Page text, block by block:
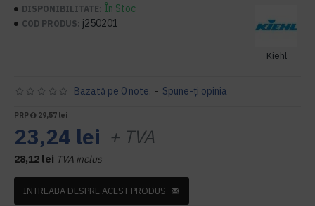
DISPONIBILITATE: În Stoc
COD PRODUS: j250201
Kiehl
Bazată pe 0 note. - Spune-ţi opinia
PRP 29,57 lei
23,24 lei + TVA
28,12 lei TVA inclus
INTREABA DESPRE ACEST PRODUS